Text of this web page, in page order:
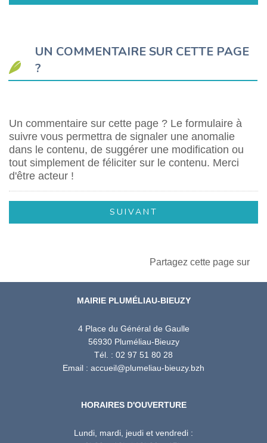
UN COMMENTAIRE SUR CETTE PAGE
?
Un commentaire sur cette page ? Le formulaire à
suivre vous permettra de signaler une anomalie
dans le contenu, de suggérer une modification ou
tout simplement de féliciter sur le contenu. Merci
d'être acteur !
Partagez cette page sur
MAIRIE PLUMÉLIAU-BIEUZY
4 Place du Général de Gaulle
56930 Pluméliau-Bieuzy
Tél. : 02 97 51 80 28
Email : accueil@plumeliau-bieuzy.bzh
HORAIRES D'OUVERTURE
Lundi, mardi, jeudi et vendredi :